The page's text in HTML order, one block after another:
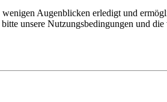
Augenblicken erledigt und
unsere Nutzungsbedingungen und